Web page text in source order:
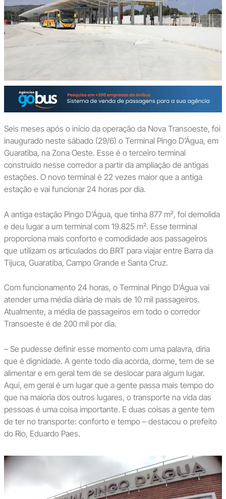
Seis meses após o início da operação da Nova Transoeste, foi
inaugurado neste sábado (29/6) o Terminal Pingo D’Água, em
Guaratiba, na Zona Oeste. Esse é o terceiro terminal
construído nesse corredor a partir da ampliação de antigas
estações. O novo terminal é 22 vezes maior que a antiga
estação e vai funcionar 24 horas por dia.
A antiga estação Pingo D’Água, que tinha 877 m², foi demolida
e deu lugar a um terminal com 19.825 m². Esse terminal
proporciona mais conforto e comodidade aos passageiros
que utilizam os articulados do BRT para viajar entre Barra da
Tijuca, Guaratiba, Campo Grande e Santa Cruz.
Com funcionamento 24 horas, o Terminal Pingo D’Água vai
atender uma média diária de mais de 10 mil passageiros.
Atualmente, a média de passageiros em todo o corredor
Transoeste é de 200 mil por dia.
– Se pudesse definir esse momento com uma palavra, diria
que é dignidade. A gente todo dia acorda, dorme, tem de se
alimentar e em geral tem de se deslocar para algum lugar.
Aqui, em geral é um lugar que a gente passa mais tempo do
que na maioria dos outros lugares, o transporte na vida das
pessoas é uma coisa importante. E duas coisas a gente tem
de ter no transporte: conforto e tempo – destacou o prefeito
do Rio, Eduardo Paes.